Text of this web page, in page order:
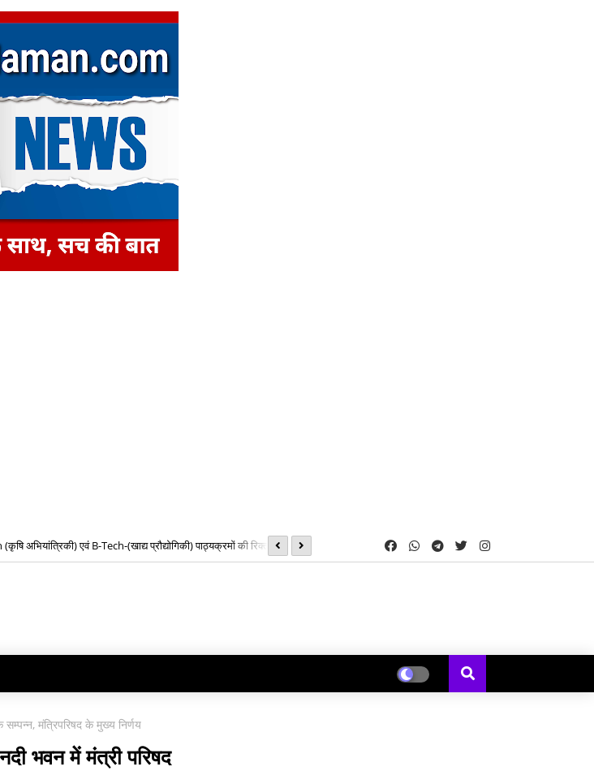
अभियांत्रिकी) एवं B-Tech-(खाद्य प्रौद्योगिकी) पाठ्यक्रमों की रिक्त सीटों पर 08, 09 एवं 16 अगस्त को होगी शीघ्रलेखन एवं कम्प्यूटर मुद्रलेखन कौशल
मंत्रिपरिषद के मुख्य निर्णय
भवन में मंत्री परिषद